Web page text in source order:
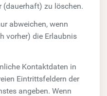
(dauerhaft) zu löschen.
abweichen, wenn
vorher) die Erlaubnis
Kontaktdaten in
Eintrittsfeldern der
angeben. Wenn